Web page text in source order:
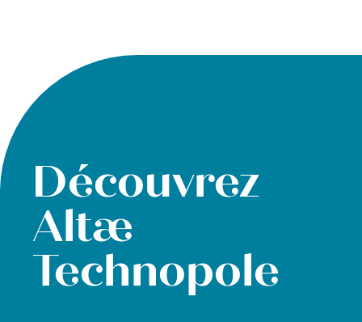
Découvrez
Altæ
Technopole